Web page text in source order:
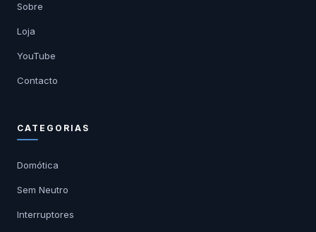
Sobre
Loja
YouTube
Contacto
CATEGORIAS
Domótica
Sem Neutro
Interruptores